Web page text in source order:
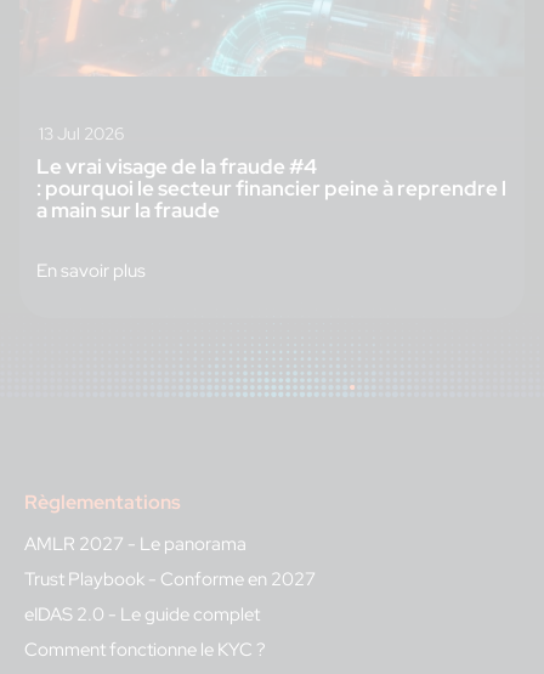
13 Jul 2026
Le vrai visage de la fraude #4
: pourquoi le secteur financier peine à reprendre l
a main sur la fraude
En savoir plus
Règlementations
AMLR 2027 - Le panorama
Trust Playbook - Conforme en 2027
eIDAS 2.0 - Le guide complet
Comment fonctionne le KYC ?